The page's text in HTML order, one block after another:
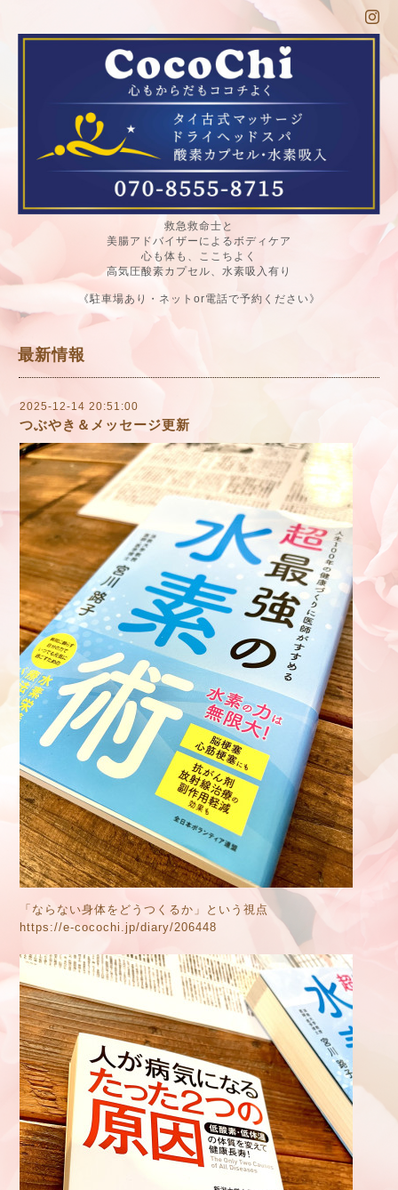
救急救命士と
美腸アドバイザーによるボディケア
心も体も、ここちよく
高気圧酸素カプセル、水素吸入有り
《駐車場あり・ネットor電話で予約ください》
最新情報
2025-12-14 20:51:00
つぶやき＆メッセージ更新
「ならない身体をどうつくるか」という視点
https://e-cocochi.jp/diary/206448